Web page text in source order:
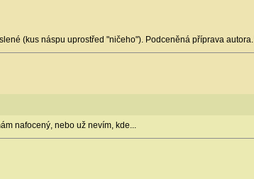
(kus náspu uprostřed "ničeho"). Podceněná příprava autora.
nafocený, nebo už nevím, kde...